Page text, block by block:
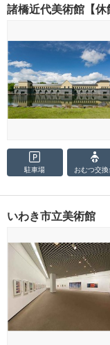
諸橋近代美術館【休
駐車場 おむつ交換
いわき市立美術館